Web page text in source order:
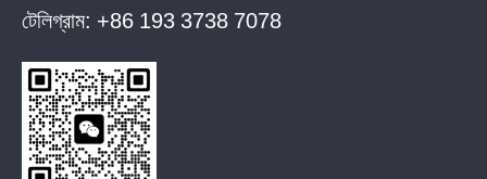
টেলিগ্রাম: +86 193 3738 7078